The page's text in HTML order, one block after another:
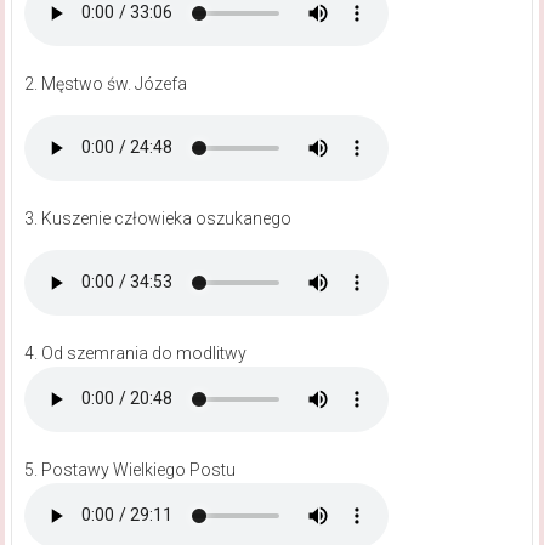
2. Męstwo św. Józefa
3. Kuszenie człowieka oszukanego
4. Od szemrania do modlitwy
5. Postawy Wielkiego Postu